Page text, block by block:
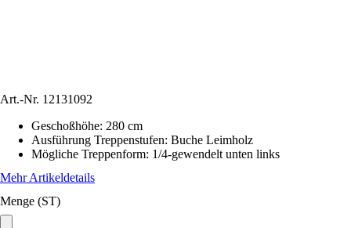
Art.-Nr. 12131092
Geschoßhöhe: 280 cm
Ausführung Treppenstufen: Buche Leimholz
Mögliche Treppenform: 1/4-gewendelt unten links
Mehr Artikeldetails
Menge (ST)